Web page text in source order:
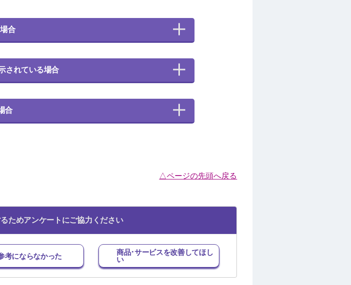
合
されている場合
合
△ページの先頭へ戻る
ためアンケートにご協力ください
考にならなかった
商品･サービスを改善してほし
い